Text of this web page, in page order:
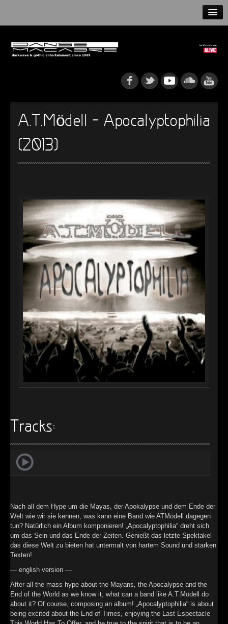
NEWS
► Rattenfänger
Oberer Totpunkt
Dia De Los Muertos
Oberer Totpunkt
► Alltag macht tot
Oberer Totpunkt
► Die Krieger
Oberer Totpunkt
► Imperator
Oberer Totpunkt
► Maschinenherz
Oberer Totpunkt
► Der Siebte Tag
Oberer Totpunkt
► Langfristig gesehen (sind wir alle tot)
Oberer Totpunkt
► Blutmond
Oberer Totpunkt
► Totentanz
Oberer Totpunkt
► Gevatter Tod
►
►
►
►
A.T.Mödell – Apocalyptophilia
(2013)
Tracks:
Nach all dem Hype um die Mayas, der Apokalypse und dem Ende der
Welt wie wir sie kennen, was kann eine Band wie ATMödell dagegen
tun? Natürlich ein Album komponieren! „Apocalyptophilia“ dreht sich
um das Sein und das Ende der Zeiten. Genießt das letzte Spektakel
das diese Welt zu bieten hat untermalt von hartem Sound und starken
Texten!
— english version —
After all the mass hype about the Mayans, the Apocalypse and the
End of the World as we know it, what can a band like A.T.Mödell do
about it? Of course, composing an album! „Apocalyptophilia“ is about
being excited about the End of Times, enjoying the Last Espectacle